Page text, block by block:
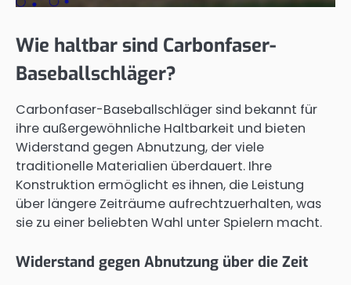
Wie haltbar sind Carbonfaser-
Baseballschläger?
Carbonfaser-Baseballschläger sind bekannt für
ihre außergewöhnliche Haltbarkeit und bieten
Widerstand gegen Abnutzung, der viele
traditionelle Materialien überdauert. Ihre
Konstruktion ermöglicht es ihnen, die Leistung
über längere Zeiträume aufrechtzuerhalten, was
sie zu einer beliebten Wahl unter Spielern macht.
Widerstand gegen Abnutzung über die Zeit